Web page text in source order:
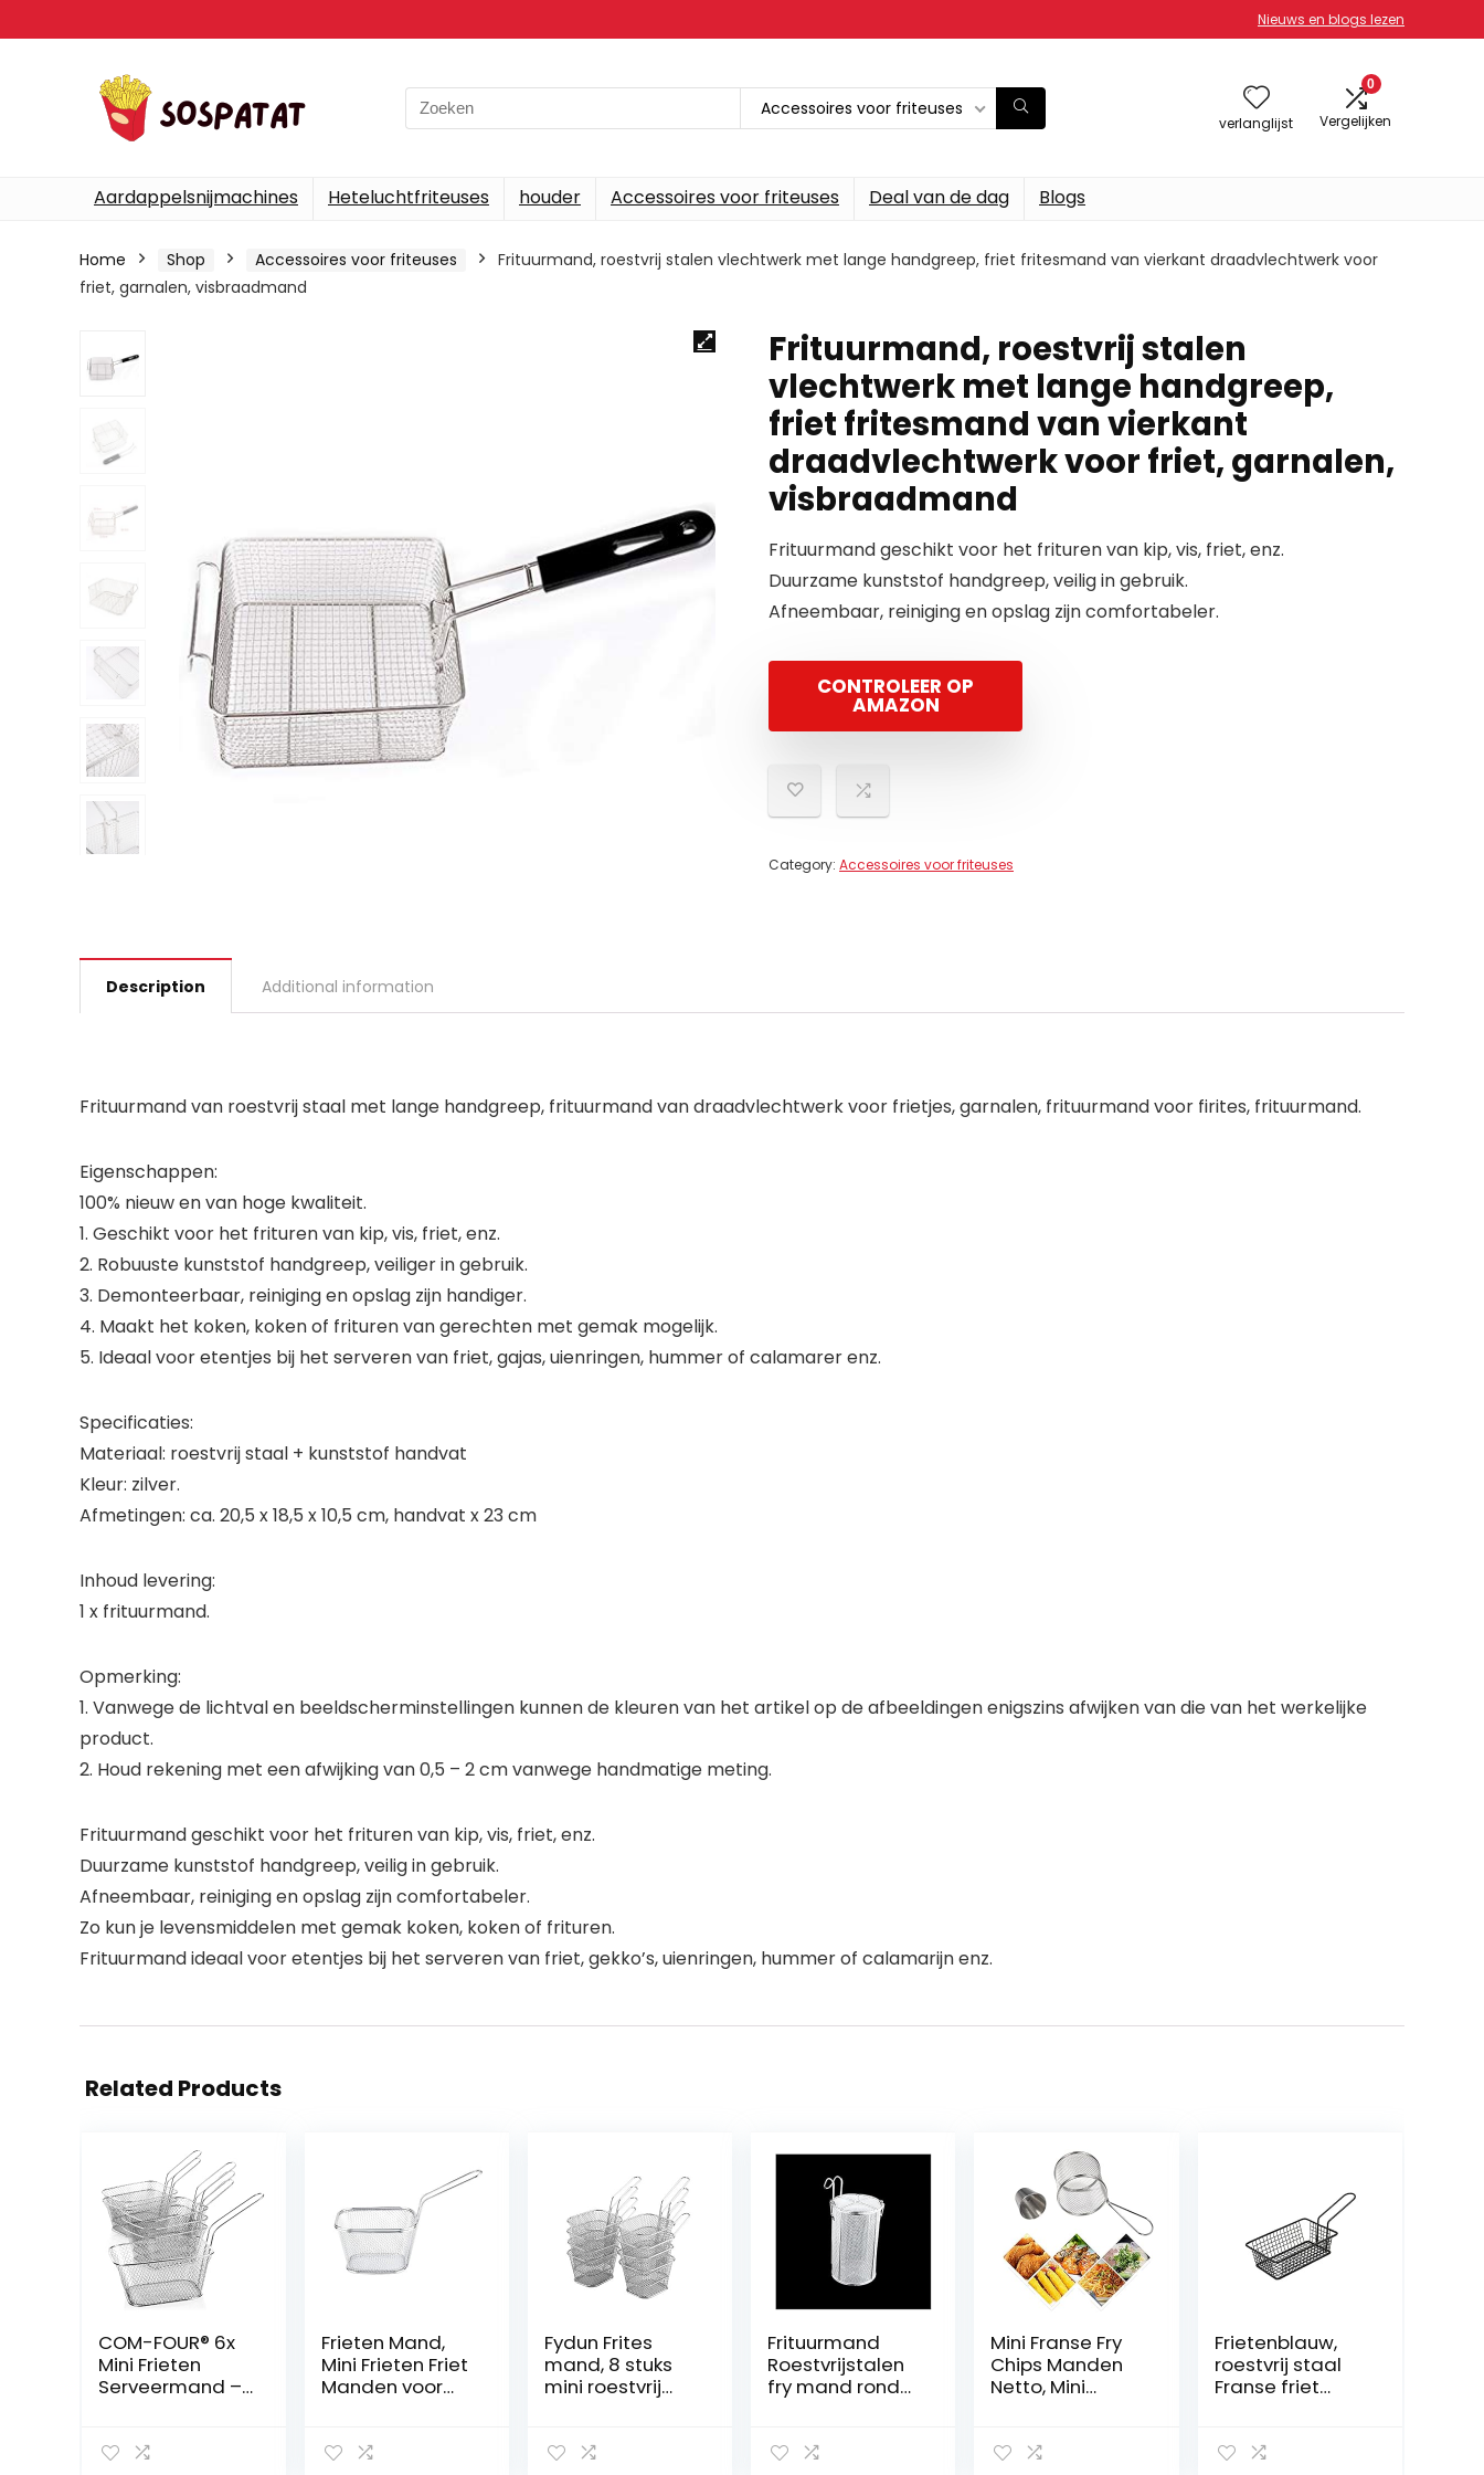
Nieuws en blogs lezen
Search
for:
Accessoires voor friteuses
verlanglijst
0
Vergelijken
Aardappelsnijmachines Heteluchtfriteuses houder Accessoires voor friteuses Deal van de dag Blogs
Home Shop Accessoires voor friteuses
Frituurmand, roestvrij stalen vlechtwerk met lange handgreep, friet fritesmand van vierkant draadvlechtwerk voor
friet, garnalen, visbraadmand
Frituurmand, roestvrij stalen
vlechtwerk met lange handgreep,
friet fritesmand van vierkant
draadvlechtwerk voor friet, garnalen,
visbraadmand
Frituurmand geschikt voor het frituren van kip, vis, friet, enz.
Duurzame kunststof handgreep, veilig in gebruik.
Afneembaar, reiniging en opslag zijn comfortabeler.
CONTROLEER OP
AMAZON
Category: Accessoires voor friteuses
Description Additional information
Frituurmand van roestvrij staal met lange handgreep, frituurmand van draadvlechtwerk voor frietjes, garnalen, frituurmand voor firites, frituurmand.
Eigenschappen:
100% nieuw en van hoge kwaliteit.
1. Geschikt voor het frituren van kip, vis, friet, enz.
2. Robuuste kunststof handgreep, veiliger in gebruik.
3. Demonteerbaar, reiniging en opslag zijn handiger.
4. Maakt het koken, koken of frituren van gerechten met gemak mogelijk.
5. Ideaal voor etentjes bij het serveren van friet, gajas, uienringen, hummer of calamarer enz.
Specificaties:
Materiaal: roestvrij staal + kunststof handvat
Kleur: zilver.
Afmetingen: ca. 20,5 x 18,5 x 10,5 cm, handvat x 23 cm
Inhoud levering:
1 x frituurmand.
Opmerking:
1. Vanwege de lichtval en beeldscherminstellingen kunnen de kleuren van het artikel op de afbeeldingen enigszins afwijken van die van het werkelijke
product.
2. Houd rekening met een afwijking van 0,5 – 2 cm vanwege handmatige meting.
Frituurmand geschikt voor het frituren van kip, vis, friet, enz.
Duurzame kunststof handgreep, veilig in gebruik.
Afneembaar, reiniging en opslag zijn comfortabeler.
Zo kun je levensmiddelen met gemak koken, koken of frituren.
Frituurmand ideaal voor etentjes bij het serveren van friet, gekko’s, uienringen, hummer of calamarijn enz.
Related Products
COM-FOUR® 6x
Mini Frieten
Serveermand –
Snackschaal –
Frieten Mand,
Mini Frieten Friet
Manden voor
Kippenvleugels,
Fydun Frites
mand, 8 stuks
mini roestvrij
invoegenfilter
Frituurmand
Roestvrijstalen
fry mand ronde
intrekbare
Mini Franse Fry
Chips Manden
Netto, Mini
Friteuse Mand
Frietenblauw,
roestvrij staal
Franse friet
mand met